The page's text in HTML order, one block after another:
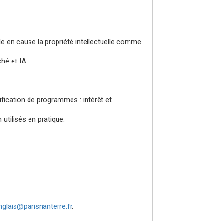
en cause la propriété intellectuelle comme
et IA.
de programmes : intérêt et
utilisés en pratique.
.